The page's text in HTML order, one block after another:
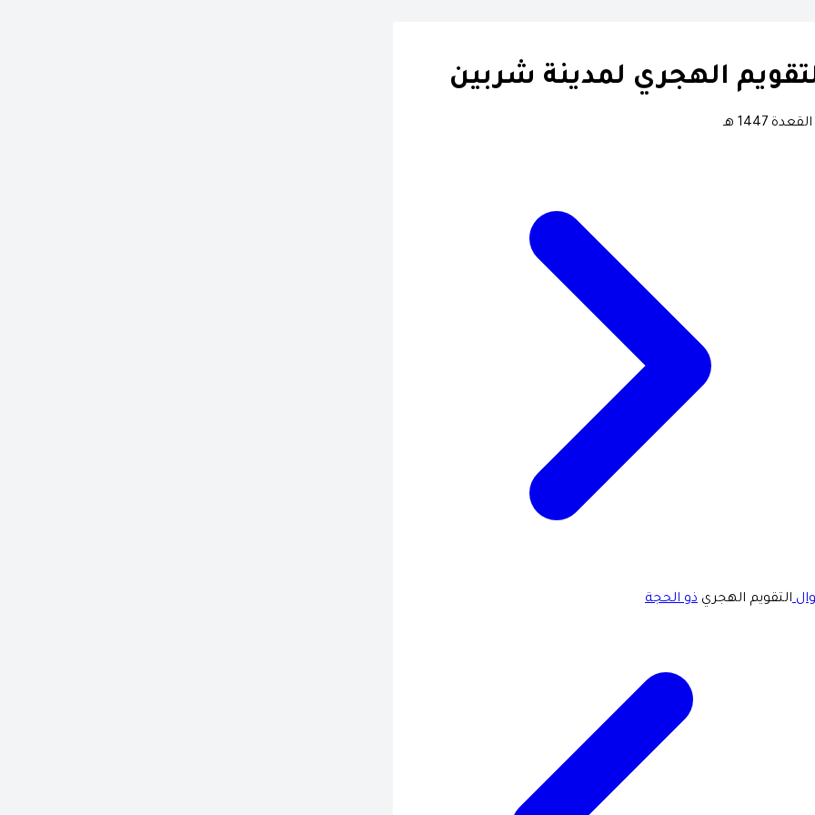
الهجري لمدينة شربين
1447 هـ
التقويم الهجري ذو الحجة